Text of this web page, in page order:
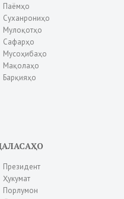
Паёмҳо
Суханрониҳо
Мулоқотҳо
Сафарҳо
Мусоҳибаҳо
Мақолаҳо
Барқияҳо
Президент
Ҳукумат
Порлумон